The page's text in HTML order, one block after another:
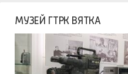
МУЗЕЙ ГТРК ВЯТКА